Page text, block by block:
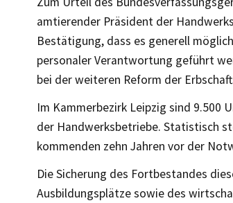
amtierender Präsident der
Bestätigung, dass es generell
personaler Verantwortung geführt
bei der weiteren Reform der
Im Kammerbezirk Leipzig sind 9.500
der Handwerksbetriebe. Statistisch
kommenden zehn Jahren vor der
Die Sicherung des Fortbestandes
Ausbildungsplätze sowie des